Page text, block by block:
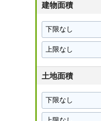
建物面積
上
限
土地面積